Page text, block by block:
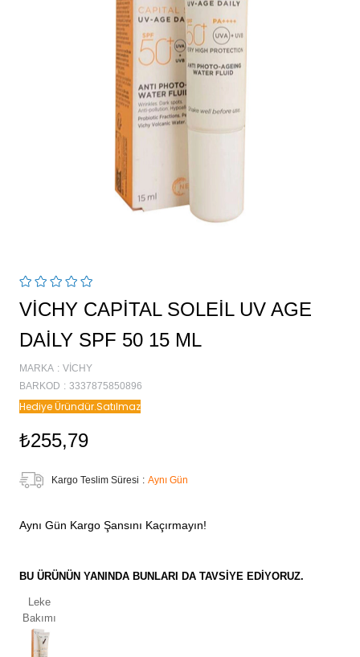
VICHY CAPITAL SOLEIL UV AGE
DAILY SPF 50 15 ML
MARKA : VICHY
BARKOD : 3337875850896
Hediye Üründür.Satılmaz
₺255,79
Kargo Teslim Süresi : Aynı Gün
Aynı Gün Kargo Şansını Kaçırmayın!
BU ÜRÜNÜN YANINDA BUNLARI DA TAVSIYE EDIYORUZ.
Leke
Bakımı